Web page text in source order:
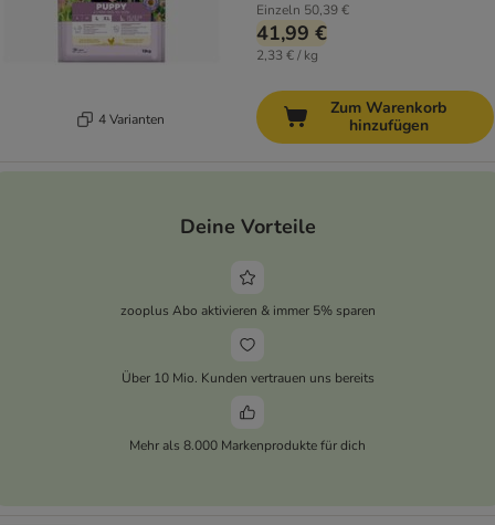
4 Varianten
Einzeln 50,39 €
41,99 €
2,33 € / kg
Zum Warenkorb
hinzufügen
Deine Vorteile
zooplus Abo aktivieren & immer 5% sparen
Über 10 Mio. Kunden vertrauen uns bereits
Mehr als 8.000 Markenprodukte für dich